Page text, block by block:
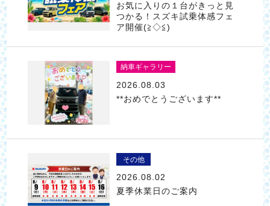
お気に入りの１台がきっと見
つかる！スズキ試乗体感フェ
ア開催(≧◇≦)
納車ギャラリー
2026.08.03
**おめでとうございます**
その他
2026.08.02
夏季休業日のご案内